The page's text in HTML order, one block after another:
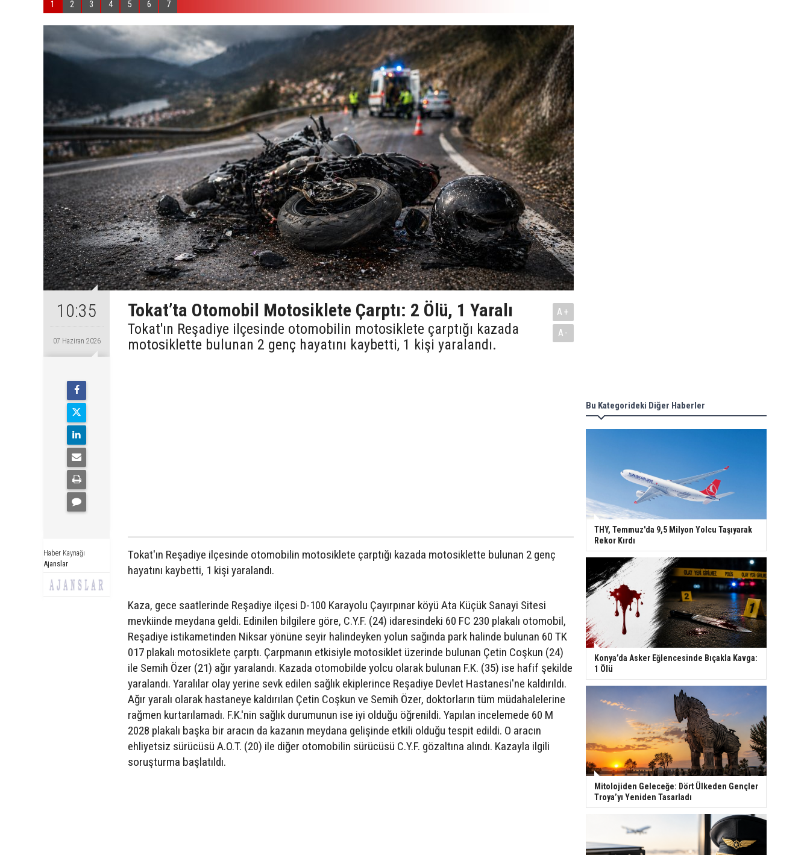
1 2 3 4 5 6 7
10:35
07 Haziran 2026
Haber Kaynağı
Ajanslar
Tokat’ta Otomobil Motosiklete Çarptı: 2 Ölü, 1 Yaralı
Tokat'ın Reşadiye ilçesinde otomobilin motosiklete çarptığı kazada
motosiklette bulunan 2 genç hayatını kaybetti, 1 kişi yaralandı.
A+
A-
Tokat'ın Reşadiye ilçesinde otomobilin motosiklete çarptığı kazada motosiklette bulunan 2 genç
hayatını kaybetti, 1 kişi yaralandı.
Kaza, gece saatlerinde Reşadiye ilçesi D-100 Karayolu Çayırpınar köyü Ata Küçük Sanayi Sitesi
mevkiinde meydana geldi. Edinilen bilgilere göre, C.Y.F. (24) idaresindeki 60 FC 230 plakalı otomobil,
Reşadiye istikametinden Niksar yönüne seyir halindeyken yolun sağında park halinde bulunan 60 TK
017 plakalı motosiklete çarptı. Çarpmanın etkisiyle motosiklet üzerinde bulunan Çetin Coşkun (24)
ile Semih Özer (21) ağır yaralandı. Kazada otomobilde yolcu olarak bulunan F.K. (35) ise hafif şekilde
yaralandı. Yaralılar olay yerine sevk edilen sağlık ekiplerince Reşadiye Devlet Hastanesi'ne kaldırıldı.
Ağır yaralı olarak hastaneye kaldırılan Çetin Coşkun ve Semih Özer, doktorların tüm müdahalelerine
rağmen kurtarılamadı. F.K.'nin sağlık durumunun ise iyi olduğu öğrenildi. Yapılan incelemede 60 M
2028 plakalı başka bir aracın da kazanın meydana gelişinde etkili olduğu tespit edildi. O aracın
ehliyetsiz sürücüsü A.O.T. (20) ile diğer otomobilin sürücüsü C.Y.F. gözaltına alındı. Kazayla ilgili
soruşturma başlatıldı.
Bu Kategorideki Diğer Haberler
THY, Temmuz'da 9,5 Milyon Yolcu Taşıyarak
Rekor Kırdı
Konya’da Asker Eğlencesinde Bıçakla Kavga:
1 Ölü
Mitolojiden Geleceğe: Dört Ülkeden Gençler
Troya’yı Yeniden Tasarladı